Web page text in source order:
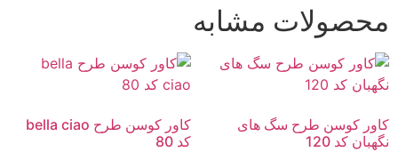
محصولات مشابه
کاور کوسن طرح سگ های
نگهبان کد 120
کاور کوسن طرح bella ciao
کد 80